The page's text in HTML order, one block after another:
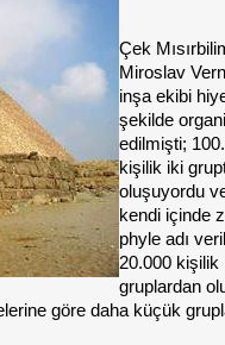
Çek
Miroslav
inşa ekibi
şekilde
edilmişti;
kişilik iki
oluşuyordu
kendi içinde
phyle adı
20.000 kişilik
gruplardan
göre daha küçük